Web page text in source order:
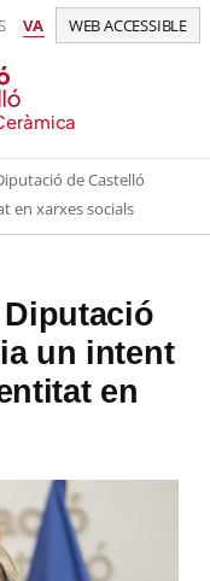
VA WEB ACCESSIBLE
de Castelló
en xarxes socials
un intent
en